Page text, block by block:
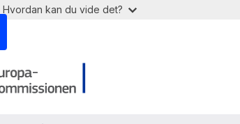
Hvordan kan du vide det?